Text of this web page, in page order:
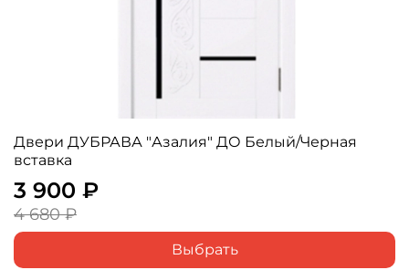
Двери ДУБРАВА "Азалия" ДО Белый/Черная
вставка
3 900 ₽
4 680 ₽
Выбрать